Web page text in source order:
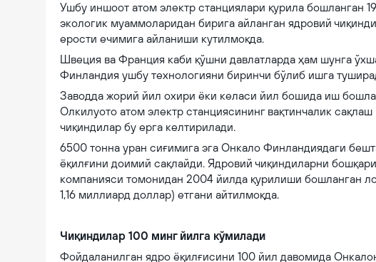
Ушбу иншоот атом электр станциялари қурила бошланган
экологик муаммоларидан бирига айланган ядровий
ерости ечимига айланиши кутилмоқда.
Швеция ва Франция каби қўшни давлатларда ҳам шунга
Финландия ушбу технологияни биринчи бўлиб ишга
Заводда жорий йил охири ёки келаси йил бошида иш
Олкилуото атом электр станциясининг вақтинчалик
чиқиндилар бу ерга келтирилади.
6500 тонна уран сиғимига эга Онкало Финландиядаги
ёқилғини доимий сақлайди. Ядровий чиқиндиларни
компанияси томонидан 2004 йилда қурилиши бошланган
1,16 миллиард доллар) етгани айтилмоқда.
Чиқиндилар 100 минг йилга кўмилади
Фойдаланилган ядро ёқилғисини 100 йил давомида